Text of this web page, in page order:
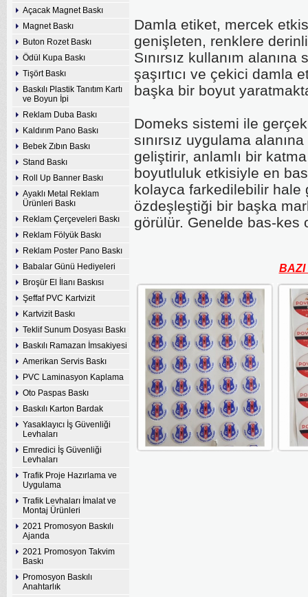
Açacak Magnet Baskı
Magnet Baskı
Buton Rozet Baskı
Ödül Kupa Baskı
Tişört Baskı
Baskılı Plastik Tanıtım Kartı
ve Boyun İpi
Reklam Duba Baskı
Kaldırım Pano Baskı
Bebek Zıbın Baskı
Stand Baskı
Roll Up Banner Baskı
Ayaklı Metal Reklam
Ürünleri Baskı
Reklam Çerçeveleri Baskı
Reklam Fölyük Baskı
Reklam Poster Pano Baskı
Babalar Günü Hediyeleri
Broşür El İlanı Baskısı
Şeffaf PVC Kartvizit
Kartvizit Baskı
Teklif Sunum Dosyası Baskı
Baskılı Ramazan İmsakiyesi
Amerikan Servis Baskı
PVC Laminasyon Kaplama
Oto Paspas Baskı
Baskılı Karton Bardak
Yasaklayıcı İş Güvenliği
Levhaları
Emredici İş Güvenliği
Levhaları
Trafik Proje Hazırlama ve
Uygulama
Trafik Levhaları İmalat ve
Montaj Ürünleri
2021 Promosyon Baskılı
Ajanda
2021 Promosyon Takvim
Baskı
Promosyon Baskılı
Anahtarlık
Damla etiket, mercek
genişleten, renklere
Sınırsız kullanım
şaşırtıcı ve çekici damla
başka bir boyut
Domeks sistemi ile
sınırsız uygulama
geliştirir, anlamlı bir
boyutluluk etkisiyle en
kolayca farkedilebilir hale
özdeşleştiği bir başka
görülür. Genelde bas-kes
BAZI